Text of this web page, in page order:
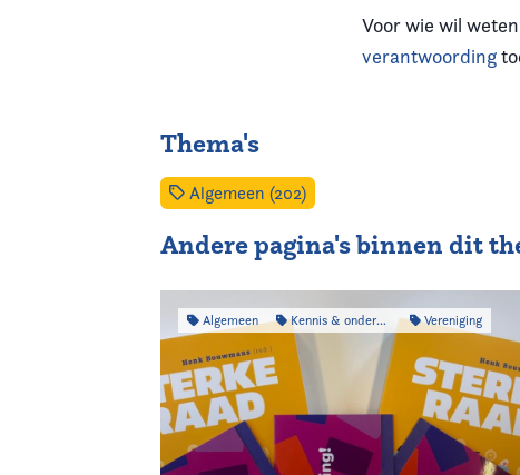
Voor wie wil
verantwoording
Thema's
Algemeen (202)
Andere pagina's binnen dit
Algemeen Kennis & onderzoek Vereniging